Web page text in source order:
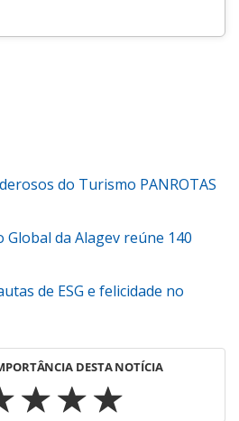
do Turismo PANROTAS
Global da Alagev reúne 140
de ESG e felicidade no
DESTA NOTÍCIA